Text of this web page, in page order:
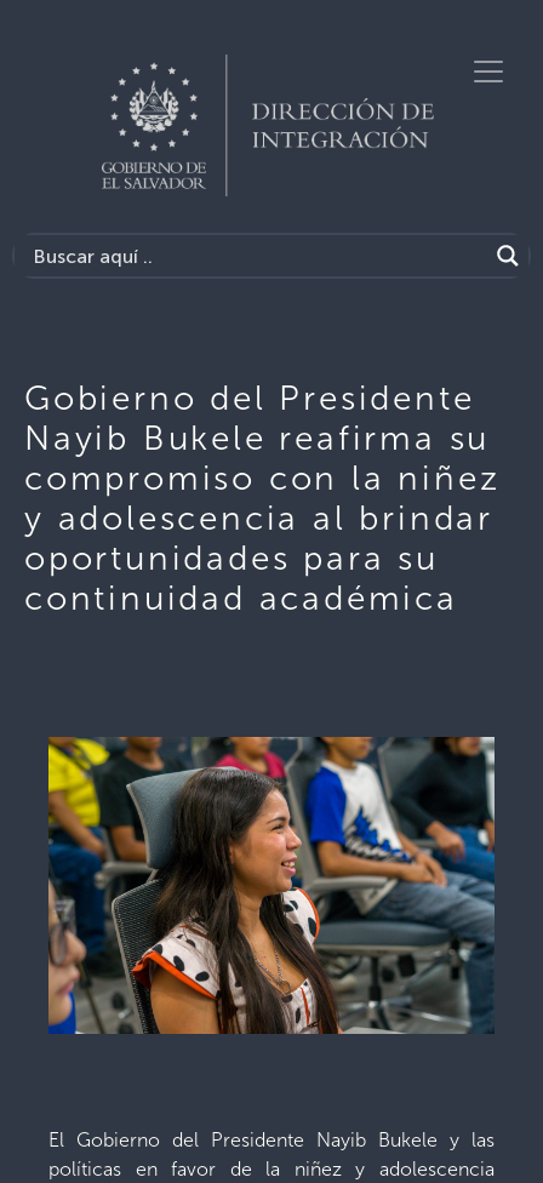
Gobierno del Presidente
Nayib Bukele reafirma su
compromiso con la niñez
y adolescencia al brindar
oportunidades para su
continuidad académica
El Gobierno del Presidente Nayib Bukele y las
políticas en favor de la niñez y adolescencia